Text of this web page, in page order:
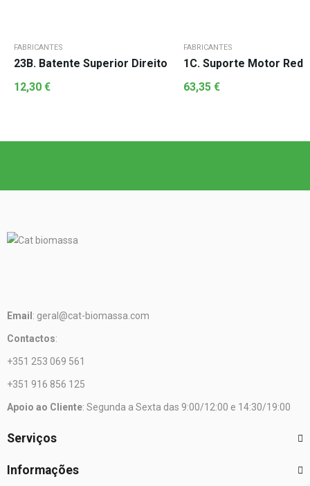
FABRICANTES
23B. Batente Superior Direito
12,30 €
FABRICANTES
1C. Suporte Motor
63,35 €
Email : geral@cat-biomassa.com
Contactos:
+351 253 069 561
+351 916 856 125
Apoio ao Cliente: Segunda a Sexta das 9:00/12:00 e 14:30/19:00
Serviços
Informações